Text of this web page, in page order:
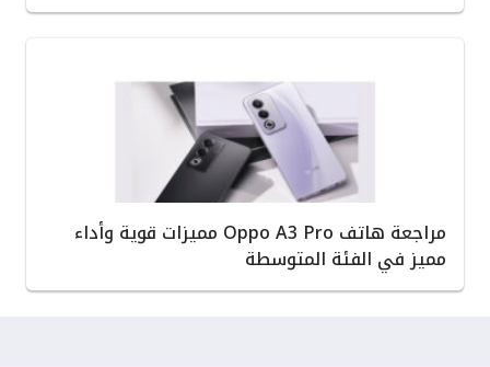
مراجعة هاتف Oppo A3 Pro مميزات قوية وأداء
مميز في الفئة المتوسطة